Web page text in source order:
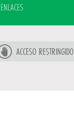
ENLACES
ACCESO RESTRINGIDO